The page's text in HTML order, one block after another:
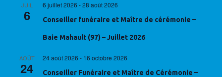
JUIL
6
6 juillet 2026 -28 août 2026
Conseiller funéraire et Maître de cérémonie –
Baie Mahault (97) – Juillet 2026
AOÛT
24
24 août 2026 - 16 octobre 2026
Conseiller Funéraire et Maître de Cérémonie –